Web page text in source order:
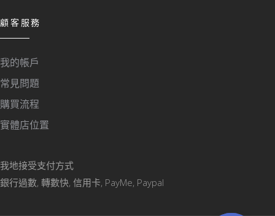
顧客服務
我的帳戶
常見問題
購買流程
實體店位置
我地接受支付方式
銀行過數, 轉數快, 信用卡, PayMe, Paypal